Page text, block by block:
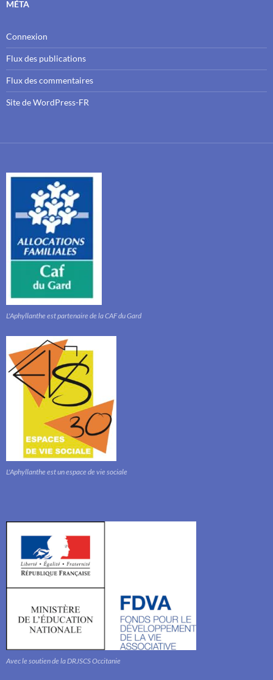
MÉTA
Connexion
Flux des publications
Flux des commentaires
Site de WordPress-FR
L'Aphyllanthe est partenaire de la CAF du Gard
L'Aphyllanthe est un espace de vie sociale
Avec le soutien de la DRJSCS Occitanie